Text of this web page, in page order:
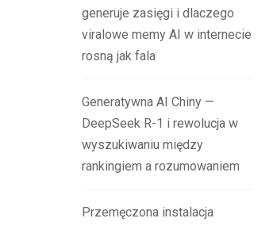
generuje zasięgi i dlaczego
viralowe memy AI w internecie
rosną jak fala
Generatywna AI Chiny —
DeepSeek R-1 i rewolucja w
wyszukiwaniu między
rankingiem a rozumowaniem
Przemęczona instalacja